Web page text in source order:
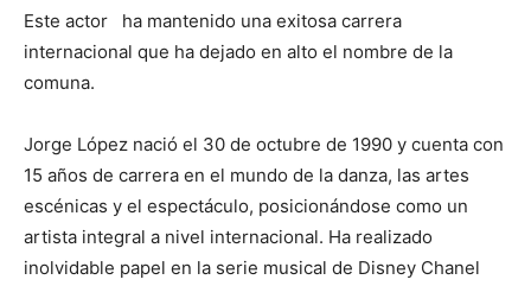
Este actor ha mantenido una exitosa carrera
internacional que ha dejado en alto el nombre de la
comuna.
Jorge López nació el 30 de octubre de 1990 y cuenta con
15 años de carrera en el mundo de la danza, las artes
escénicas y el espectáculo, posicionándose como un
artista integral a nivel internacional. Ha realizado
inolvidable papel en la serie musical de Disney Chanel